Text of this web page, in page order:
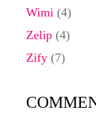
Wimi (4)
Zelip (4)
Zify (7)